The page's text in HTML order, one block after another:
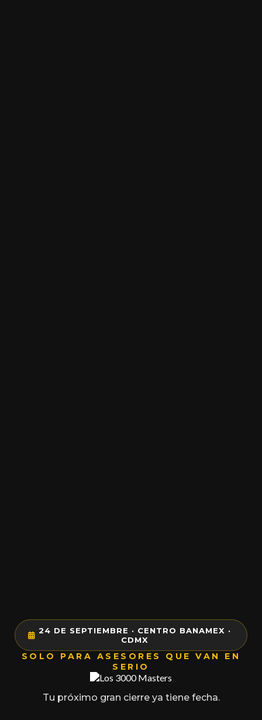
24 DE SEPTIEMBRE · CENTRO BANAMEX ·
CDMX
SOLO PARA ASESORES QUE VAN EN
SERIO
Tu próximo gran cierre ya tiene fecha.